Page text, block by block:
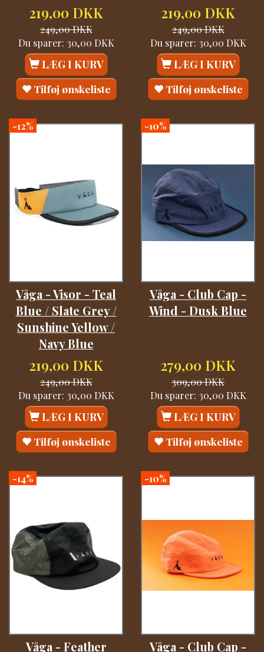
219,00 DKK
249,00 DKK
Du sparer: 30,00 DKK
LÆG I KURV
Tilføj ønskeliste
219,00 DKK
249,00 DKK
Du sparer: 30,00 DKK
LÆG I KURV
Tilføj ønskeliste
-12%
Våga - Visor - Teal
Blue / Slate Grey /
Sunshine Yellow /
Navy Blue
219,00 DKK
249,00 DKK
Du sparer: 30,00 DKK
LÆG I KURV
Tilføj ønskeliste
-10%
Våga - Club Cap -
Wind - Dusk Blue
279,00 DKK
309,00 DKK
Du sparer: 30,00 DKK
LÆG I KURV
Tilføj ønskeliste
-14%
Våga - Feather
-10%
Våga - Club Cap -